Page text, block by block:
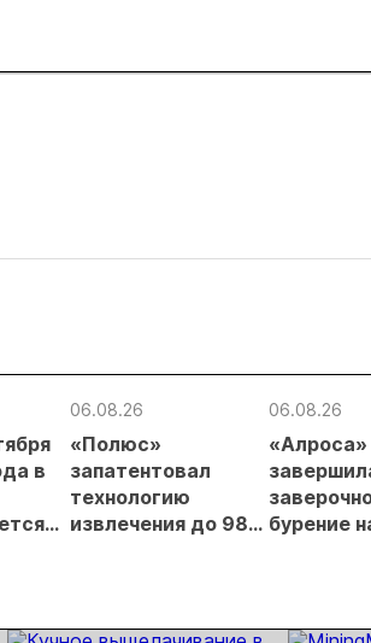
в
06.08.26
«Полюс»
запатентовал
технологию
извлечения до 98%
06.08.26
«Алроса»
бурение